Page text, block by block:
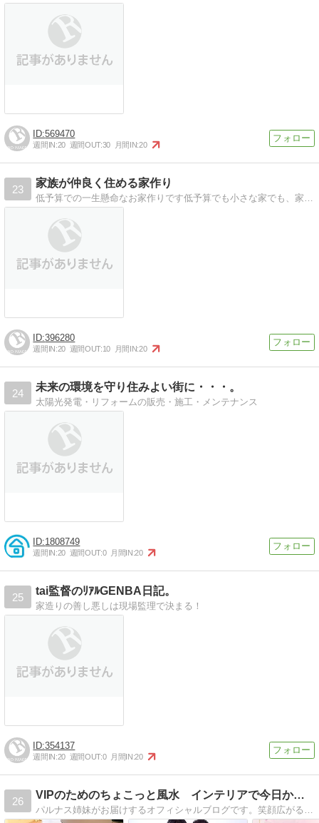
569470
週間IN:20 週間OUT:30 月間IN:20
23
家族が仲良く住める家作り
396280
週間IN:20 週間OUT:10 月間IN:20
24
未来の環境を守り住みよい街に・・・。
太陽光発電・リフォームの販売・施工・メンテナンス
1808749
週間IN:20 週間OUT:0 月間IN:20
25
tai監督のﾘｱﾙGENBA日記。
家造りの善し悪しは現場監理で決まる！
354137
週間IN:20 週間OUT:0 月間IN:20
26
VIPのためのちょこっと風水 インテリアで今日から開運！！